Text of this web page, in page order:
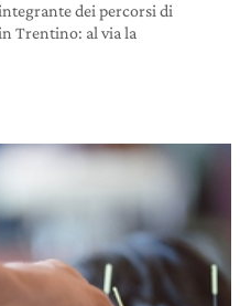
dei percorsi di
Trentino: al via la